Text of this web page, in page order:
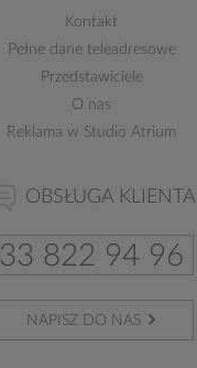
Kontakt
Pełne dane teleadresowe
Przedstawiciele
O nas
Reklama w Studio Atrium
OBSŁUGA KLIENTA
33 822 94 96
NAPISZ DO NAS